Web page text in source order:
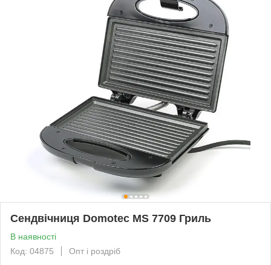
Сендвічниця Domotec MS 7709 Гриль
В наявності
Код: 04875
Опт і роздріб